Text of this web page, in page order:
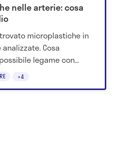
+4
nelle arterie: cosa
microplastiche in
Cosa
legame con
e ictus.